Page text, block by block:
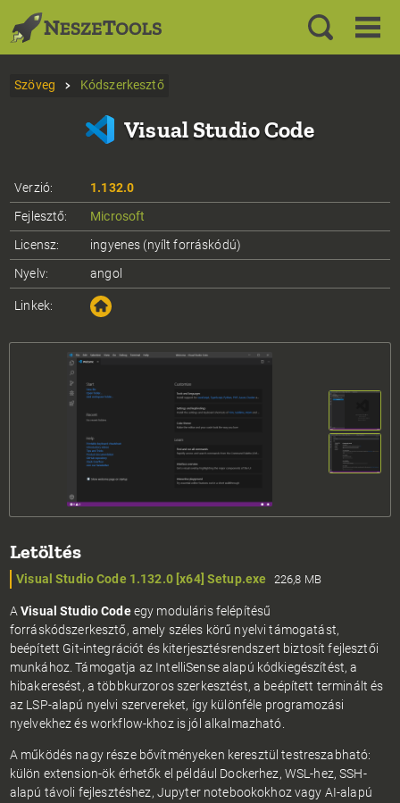
Szöveg Kódszerkesztő
Visual Studio Code
Verzió:
1.132.0
Fejlesztő:
Microsoft
Licensz:
ingyenes (nyílt forráskódú)
Nyelv:
angol
Linkek:
AVisual Studio Codeegy moduláris felépítésű
forráskódszerkesztő, amely széles körű nyelvi támogatást,
beépített Git-integrációt és kiterjesztésrendszert biztosít fejlesztői
munkához. Támogatja az IntelliSense alapú kódkiegészítést, a
hibakeresést, a többkurzoros szerkesztést, a beépített terminált és
az LSP-alapú nyelvi szervereket, így különféle programozási
nyelvekhez és workflow-khoz is jól alkalmazható.
A működés nagy része bővítményeken keresztül testreszabható:
külön extension-ök érhetők el például Dockerhez, WSL-hez, SSH-
alapú távoli fejlesztéshez, Jupyter notebookokhoz vagy AI-alapú
Letöltés
Visual Studio Code 1.132.0 [x64] Setup.exe 226,8 MB